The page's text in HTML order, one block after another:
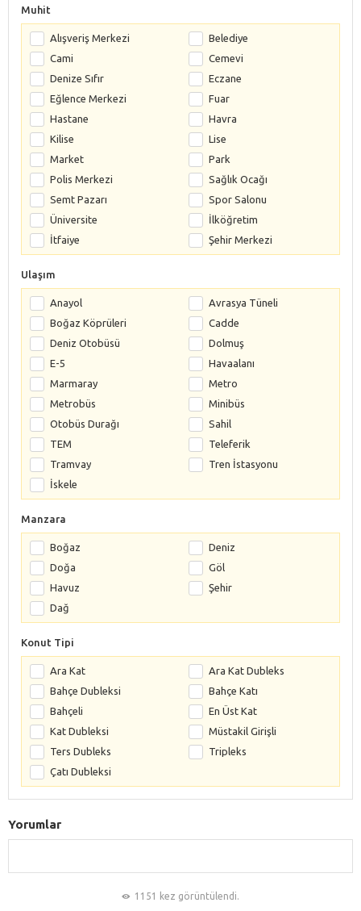
Muhit
Alışveriş Merkezi
Belediye
Cami
Cemevi
Denize Sıfır
Eczane
Eğlence Merkezi
Fuar
Hastane
Havra
Kilise
Lise
Market
Park
Polis Merkezi
Sağlık Ocağı
Semt Pazarı
Spor Salonu
Üniversite
İlköğretim
İtfaiye
Şehir Merkezi
Ulaşım
Anayol
Avrasya Tüneli
Boğaz Köprüleri
Cadde
Deniz Otobüsü
Dolmuş
E-5
Havaalanı
Marmaray
Metro
Metrobüs
Minibüs
Otobüs Durağı
Sahil
TEM
Teleferik
Tramvay
Tren İstasyonu
İskele
Manzara
Boğaz
Deniz
Doğa
Göl
Havuz
Şehir
Dağ
Konut Tipi
Ara Kat
Ara Kat Dubleks
Bahçe Dubleksi
Bahçe Katı
Bahçeli
En Üst Kat
Kat Dubleksi
Müstakil Girişli
Ters Dubleks
Tripleks
Çatı Dubleksi
Yorumlar
1151 kez görüntülendi.